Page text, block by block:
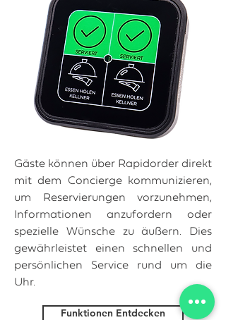
Gäste können über Rapidorder direkt
mit dem Concierge kommunizieren,
um Reservierungen vorzunehmen,
Informationen anzufordern oder
spezielle Wünsche zu äußern. Dies
gewährleistet einen schnellen und
persönlichen Service rund um die
Uhr.
Funktionen Entdecken